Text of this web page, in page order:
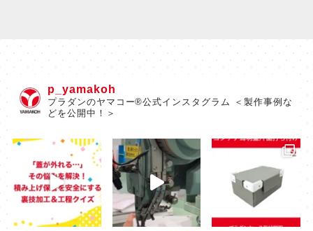
p_yamakoh
プラダンのヤマコー®公式インスタグラム ＜製作事例な
どを公開中！＞